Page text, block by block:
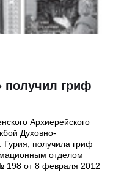
получил гриф
Архиерейского
Духовно-
Гурия, получила гриф
отделом
198 от 8 февраля 2012